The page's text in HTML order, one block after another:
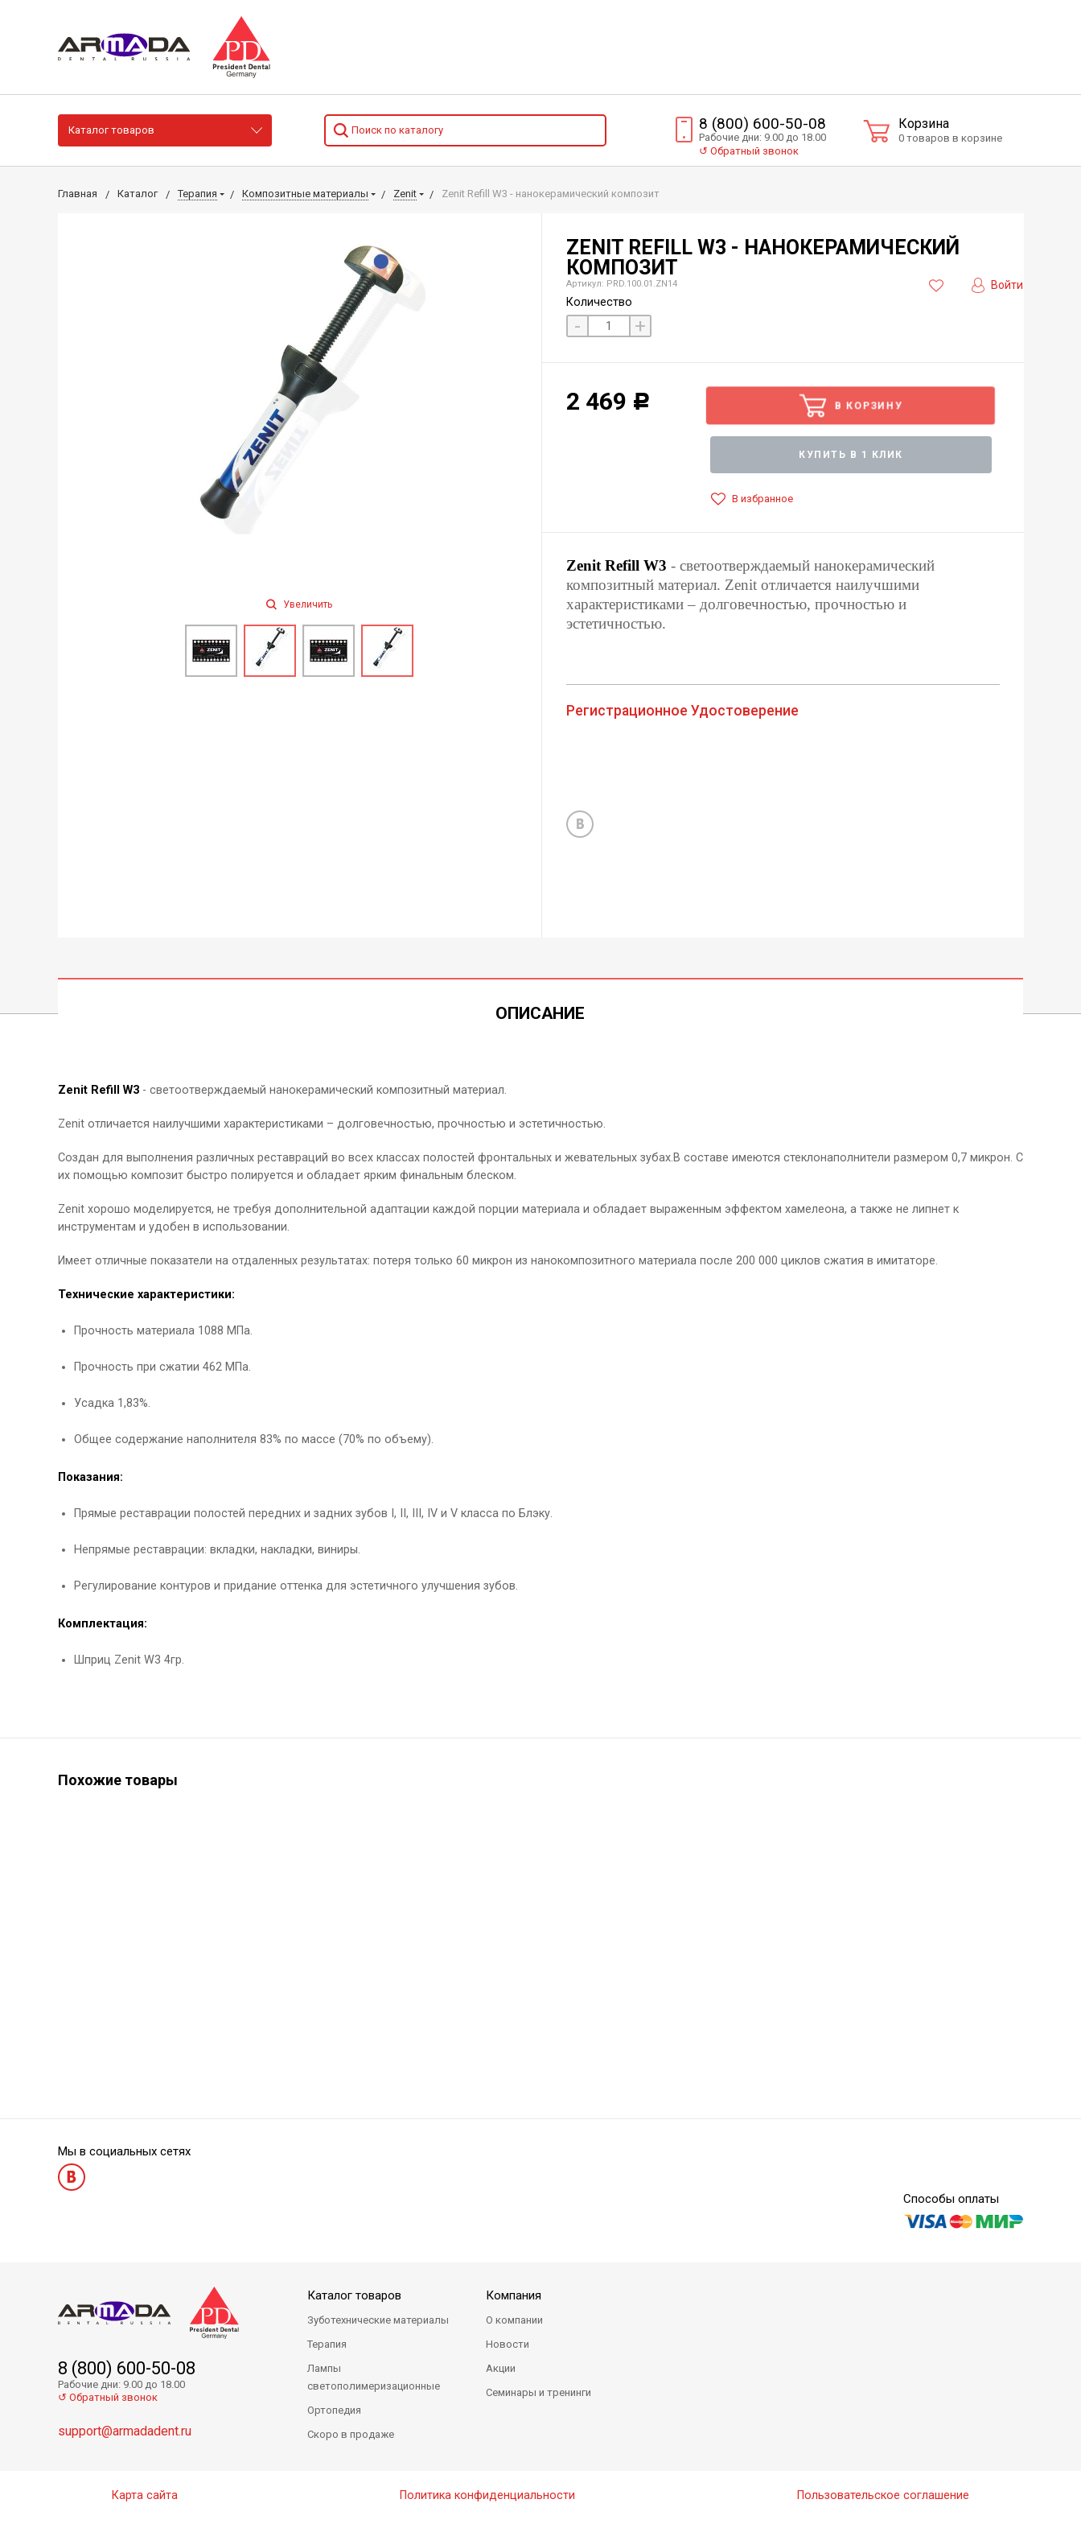
Войти
Каталог товаров 8 (800) 600-50-08
Рабочие дни: 9.00 до 18.00
↺ Обратный звонок
Корзина
0 товаров в корзине
Главная Каталог Терапия Композитные материалы Zenit Zenit Refill W3 - нанокерамический композит
Увеличить
ZENIT REFILL W3 - НАНОКЕРАМИЧЕСКИЙ
КОМПОЗИТ
Артикул: PRD.100.01.ZN14
Количество
- +
2 469 Р В КОРЗИНУ
КУПИТЬ В 1 КЛИК
В избранное
Zenit Refill W3 - cветоотверждаемый нанокерамический
композитный материал. Zenit отличается наилучшими
характеристиками – долговечностью, прочностью и
эстетичностью.
Регистрационное Удостоверение
ОПИСАНИЕ
Zenit Refill W3- cветоотверждаемый нанокерамический композитный материал.
Zenit отличается наилучшими характеристиками – долговечностью, прочностью и эстетичностью.
Создан для выполнения различных реставраций во всех классах полостей фронтальных и жевательных зубах.В составе имеются стеклонаполнители размером 0,7 микрон. С
их помощью композит быстро полируется и обладает ярким финальным блеском.
Zenit хорошо моделируется, не требуя дополнительной адаптации каждой порции материала и обладает выраженным эффектом хамелеона, а также не липнет к
инструментам и удобен в использовании.
Имеет отличные показатели на отдаленных результатах: потеря только 60 микрон из нанокомпозитного материала после 200 000 циклов сжатия в имитаторе.
Технические характеристики:
Прочность материала 1088 МПа.
Прочность при сжатии 462 МПа.
Усадка 1,83%.
Общее содержание наполнителя 83% по массе (70% по объему).
Показания:
Прямые реставрации полостей передних и задних зубов I, II, III, IV и V класса по Блэку.
Непрямые реставрации: вкладки, накладки, виниры.
Регулирование контуров и придание оттенка для эстетичного улучшения зубов.
Комплектация:
Шприц Zenit W3 4гр.
Похожие товары
Zenit Refill А3.5 - нанокерамический композит
Мы в социальных сетях
Способы оплаты
8 (800) 600-50-08
Рабочие дни: 9.00 до 18.00
↺ Обратный звонок
support@armadadent.ru
Каталог товаров
Зуботехнические материалы
Терапия
Лампы
светополимеризационные
Ортопедия
Скоро в продаже
Компания
О компании
Новости
Акции
Семинары и тренинги
Карта сайта Политика конфиденциальности Пользовательское соглашение